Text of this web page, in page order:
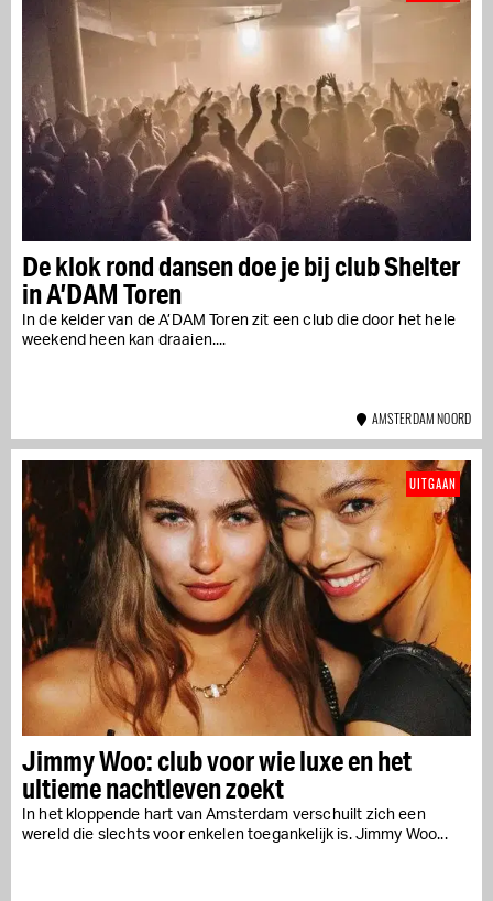
De klok rond dansen doe je bij club Shelter
in A’DAM Toren
In de kelder van de A’DAM Toren zit een club die door het hele
weekend heen kan draaien....
AMSTERDAM NOORD
Jimmy Woo: club voor wie luxe en het
ultieme nachtleven zoekt
In het kloppende hart van Amsterdam verschuilt zich een
wereld die slechts voor enkelen toegankelijk is. Jimmy Woo...
UITGAAN